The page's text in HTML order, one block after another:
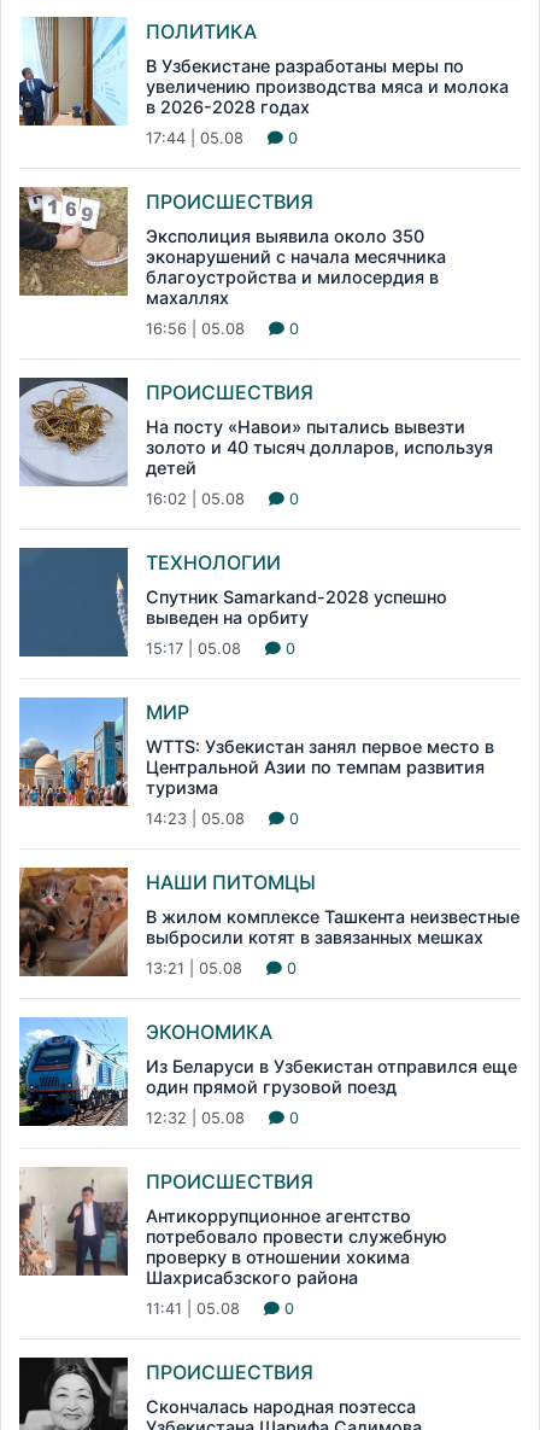
ПОЛИТИКА
В Узбекистане разработаны меры по
увеличению производства мяса и молока
в 2026-2028 годах
17:44 | 05.08 0
ПРОИСШЕСТВИЯ
Эксполиция выявила около 350
эконарушений с начала месячника
благоустройства и милосердия в
махаллях
16:56 | 05.08 0
ПРОИСШЕСТВИЯ
На посту «Навои» пытались вывезти
золото и 40 тысяч долларов, используя
детей
16:02 | 05.08 0
ТЕХНОЛОГИИ
Спутник Samarkand-2028 успешно
выведен на орбиту
15:17 | 05.08 0
МИР
WTTS: Узбекистан занял первое место в
Центральной Азии по темпам развития
туризма
14:23 | 05.08 0
НАШИ ПИТОМЦЫ
В жилом комплексе Ташкента неизвестные
выбросили котят в завязанных мешках
13:21 | 05.08 0
ЭКОНОМИКА
Из Беларуси в Узбекистан отправился еще
один прямой грузовой поезд
12:32 | 05.08 0
ПРОИСШЕСТВИЯ
Антикоррупционное агентство
потребовало провести служебную
проверку в отношении хокима
Шахрисабзского района
11:41 | 05.08 0
ПРОИСШЕСТВИЯ
Скончалась народная поэтесса